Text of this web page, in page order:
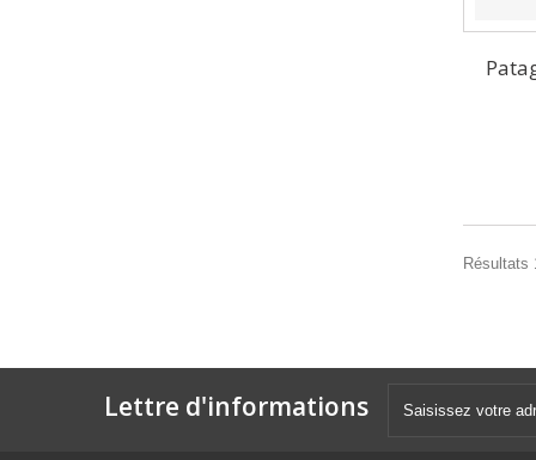
Résultats
Lettre d'informations